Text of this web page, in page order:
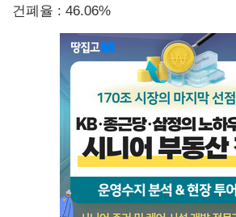
건폐율 : 46.06%